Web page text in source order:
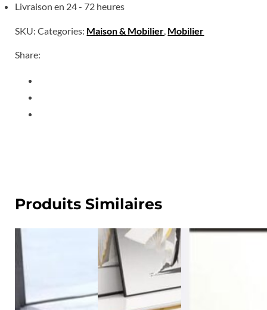
Livraison en 24 - 72 heures
SKU:Categories: Maison & Mobilier Mobilier
Share:
Produits Similaires